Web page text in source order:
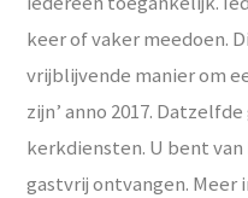
keer of vaker meedoen.
vrijblijvende manier om
zijn’ anno 2017.
kerkdiensten. U bent
gastvrij ontvangen. Meer